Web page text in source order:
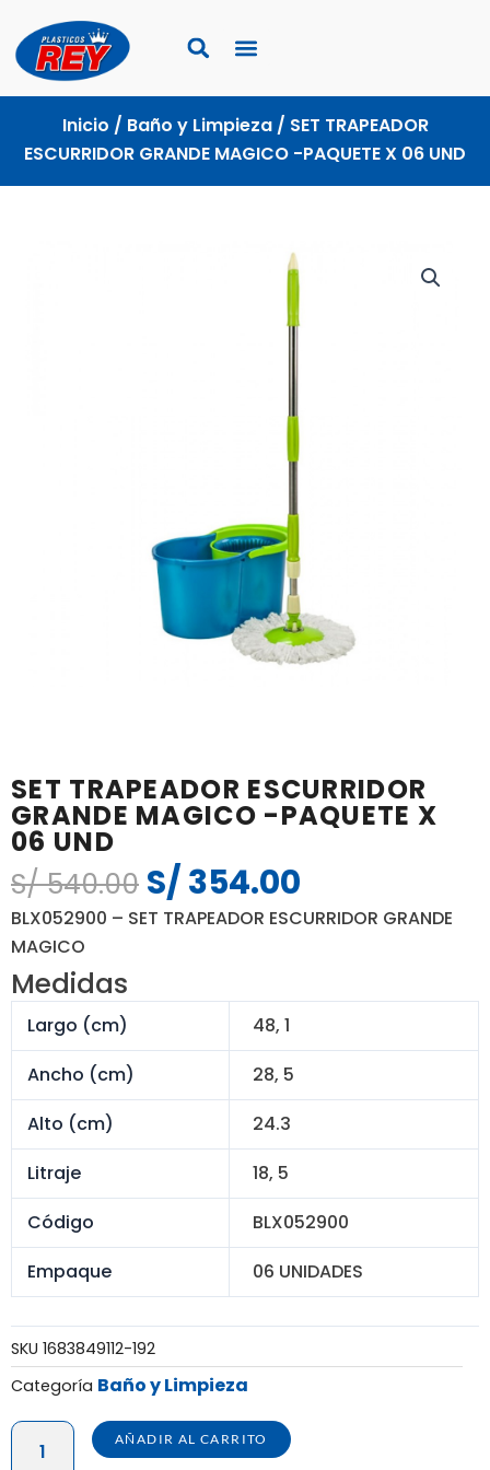
contenido
Inicio / Baño y Limpieza/ SET TRAPEADOR
ESCURRIDOR GRANDE MAGICO -PAQUETE X 06 UND
SET TRAPEADOR ESCURRIDOR
GRANDE MAGICO -PAQUETE X
06 UND
S/540.00 El
precio
S/ 540.00.
S/354.00
precio
S/ 354.00.
BLX052900 – SET TRAPEADOR ESCURRIDOR GRANDE
MAGICO
Medidas
Largo (cm)
48, 1
Ancho (cm)
28, 5
Alto (cm)
24.3
Litraje
18, 5
Código
BLX052900
Empaque
06 UNIDADES
SKU 1683849112-192
Categoría Baño y Limpieza
SET
TRAPEADOR
AÑADIR AL CARRITO